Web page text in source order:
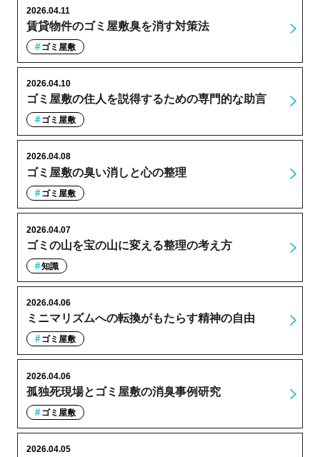
賃貸物件のゴミ屋敷臭を消す対策法
2026.04.11
ゴミ屋敷
ゴミ屋敷の住人を説得するための専門的な助言
2026.04.10
ゴミ屋敷
ゴミ屋敷の臭い消しと心の整理
2026.04.08
ゴミ屋敷
ゴミの山を宝の山に変える整理の考え方
2026.04.07
知識
ミニマリズムへの転換がもたらす精神の自由
2026.04.06
ゴミ屋敷
孤独死現場とゴミ屋敷の消臭事例研究
2026.04.06
ゴミ屋敷
2026.04.05